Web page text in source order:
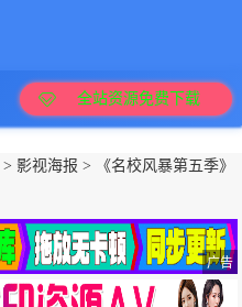
全站资源免费下载
> 影视海报 >
《名校风暴第五季》
广告